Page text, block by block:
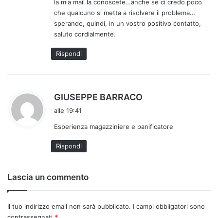
la mia mail la conoscete…anche se ci credo poco
che qualcuno si metta a risolvere il problema…
sperando, quindi, in un vostro positivo contatto,
saluto cordialmente.
Rispondi
GIUSEPPE BARRACO
e
alle 19:41
Esperienza magazziniere e panificatore
Rispondi
Lascia un commento
Il tuo indirizzo email non sarà pubblicato. I campi obbligatori sono